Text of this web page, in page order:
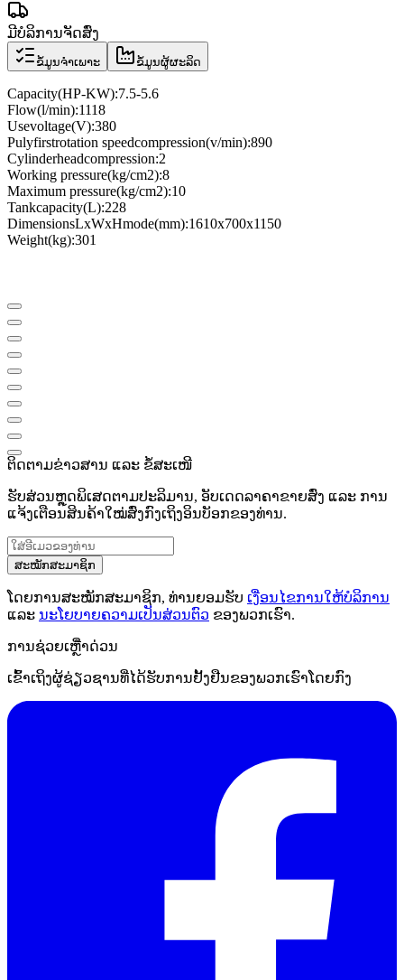
ມີບໍລິການຈັດສົ່ງ
ຂໍ້ມູນຈຳເພາະ ຂໍ້ມູນຜູ້ຜະລິດ
Capacity(HP-KW):7.5-5.6
Flow(l/min):1118
Usevoltage(V):380
Pulyfirstrotation speedcompression(v/min):890
Cylinderheadcompression:2
Working pressure(kg/cm2):8
Maximum pressure(kg/cm2):10
Tankcapacity(L):228
DimensionsLxWxHmode(mm):1610x700x1150
Weight(kg):301
ຕິດຕາມຂ່າວສານ ແລະ ຂໍ້ສະເໜີ
ຮັບສ່ວນຫຼຸດພິເສດຕາມປະລິມານ, ອັບເດດລາຄາຂາຍສົ່ງ ແລະ ການ
ແຈ້ງເຕືອນສິນຄ້າໃໝ່ສົ່ງກົງເຖິງອິນບັອກຂອງທ່ານ.
ສະໝັກສະມາຊິກ
ໂດຍການສະໝັກສະມາຊິກ, ທ່ານຍອມຮັບ ເງື່ອນໄຂການໃຫ້ບໍລິການ
ແລະ ນະໂຍບາຍຄວາມເປັນສ່ວນຕົວ ຂອງພວກເຮົາ.
ການຊ່ວຍເຫຼືໍາດ່ວນ
ເຂົ້າເຖິງຜູ້ຊ່ຽວຊານທີ່ໄດ້ຮັບການຢັ້ງຢືນຂອງພວກເຮົາໂດຍກົງ